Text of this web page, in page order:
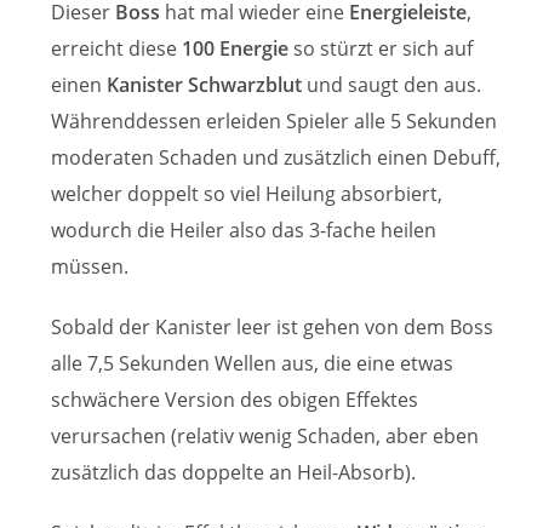
Dieser Boss hat mal wieder eine Energieleiste,
erreicht diese 100 Energieso stürzt er sich auf
einen Kanister Schwarzblut und saugt den aus.
Währenddessen erleiden Spieler alle 5 Sekunden
moderaten Schaden und zusätzlich einen Debuff,
welcher doppelt so viel Heilung absorbiert,
wodurch die Heiler also das 3-fache heilen
müssen.
Sobald der Kanister leer ist gehen von dem Boss
alle 7,5 Sekunden Wellen aus, die eine etwas
schwächere Version des obigen Effektes
verursachen (relativ wenig Schaden, aber eben
zusätzlich das doppelte an Heil-Absorb).